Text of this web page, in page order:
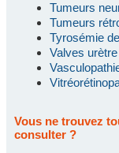
Tumeurs
Tumeurs
Tyrosémie
Valves
Vous ne trouvez
consulter ?